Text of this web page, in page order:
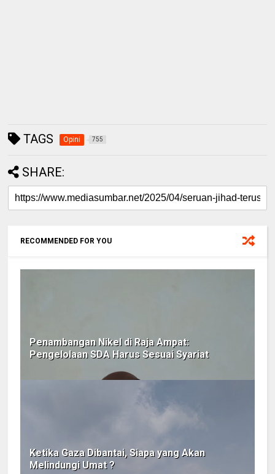
TAGS Opini 755
SHARE:
RECOMMENDED FOR YOU
Penambangan Nikel di Raja Ampat:
Pengelolaan SDA Harus Sesuai Syariat
Ketika Gaza Dibantai, Siapa yang Akan
Melindungi Umat ?